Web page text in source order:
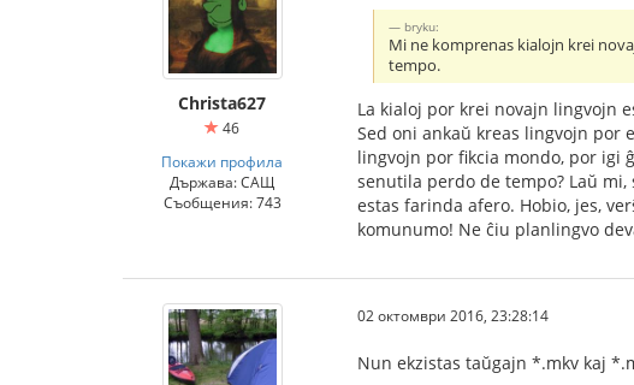
Christa627
46
Покажи профила
Държава: САЩ
Съобщения: 743
bryku:
Mi ne komprenas kialojn krei
tempo.
La kialoj por krei novajn lingvojn
Sed oni ankaŭ kreas lingvojn por
lingvojn por fikcia mondo, por igi
senutila perdo de tempo? Laŭ
estas farinda afero. Hobio, jes,
komunumo! Ne ĉiu planlingvo
02 октомври 2016, 23:28:14
Nun ekzistas taŭgajn *.mkv kaj